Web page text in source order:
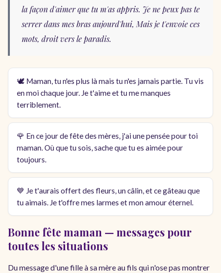
la façon d'aimer que tu m'as appris. Je ne peux pas te
serrer dans mes bras aujourd'hui, Mais je t'envoie ces
mots, droit vers le paradis.
🕊️ Maman, tu n'es plus là mais tu n'es jamais partie. Tu vis
en moi chaque jour. Je t'aime et tu me manques
terriblement.
🌹 En ce jour de fête des mères, j'ai une pensée pour toi
maman. Où que tu sois, sache que tu es aimée pour
toujours.
💙 Je t'aurais offert des fleurs, un câlin, et ce gâteau que
tu aimais. Je t'offre mes larmes et mon amour éternel.
Bonne fête maman — messages pour
toutes les situations
Du message d'une fille à sa mère au fils qui n'ose pas montrer